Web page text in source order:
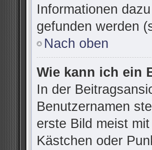
Informationen
gefunden werden
Nach oben
Wie kann ich ein
In der
Benutzernamen
erste Bild meist
Kästchen oder